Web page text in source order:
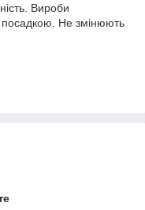
Вироби
посадкою. Не змінюють